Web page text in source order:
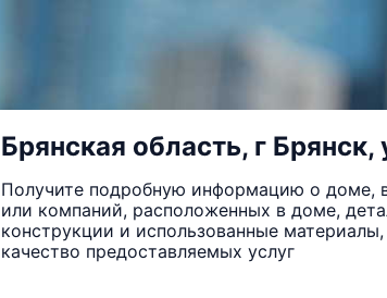
Брянская область, г
Получите подробную информацию о доме,
или компаний, расположенных в доме,
конструкции и использованные
качество предоставляемых услуг